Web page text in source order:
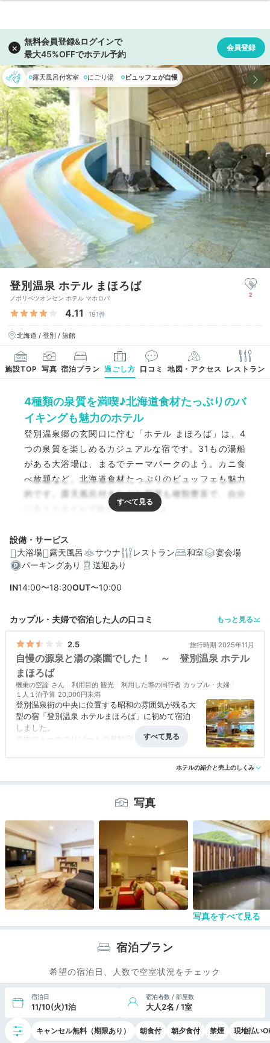
露天風呂付客室 にごり湯 ビュッフェが自慢
登別温泉 ホテル まほろば
ノボリベツオンセン ホテル マホロバ
4.11 191件
北海道 / 登別 / 旅館
2
施設TOP 写真 宿泊プラン 過ごし方 口コミ 地図・アクセス レストラン
4種類の泉質を満喫♪北海道食材たっぷりのバ
イキングも魅力のホテル
登別温泉郷の玄関口に佇む「ホテル まほろば」は、4
つの泉質を楽しめるカジュアルな宿です。31もの湯船
がある大浴場は、まるでテーマパークのよう。カニ食
べ放題など、北海道食材たっぷりのビュッフェも魅力
的です。露天風呂付きなどお部屋も種類豊富で、自分
に合うスタイルで旅を楽しめますよ。
編集部おすすめの３つのポイント
カニ、海鮮丼、ステーキなど、北海道グルメたっぷりの
ビュッフェ
硫黄泉の露天風呂付き客室も。好みで選べる多彩なお部
屋
設備・サービス
大浴場
露天風呂 サウナ レストラン 和室
宴会場
パーキングあり
送迎あり
IN14:00〜18:30OUT〜10:00
カップル・夫婦で宿泊した人の口コミ もっと見る
2.5 旅行時期 2025年11月
自慢の源泉と湯の楽園でした！ ～ 登別温泉 ホテル
まほろば
機乗の空論 利用目的 観光 利用した際の同行者 カップル・夫婦
１人１泊予算 20,000円未満
登別温泉街の中央に位置する昭和の雰囲気が残る大
型の宿「登別温泉 ホテルまほろば」に初めて宿泊
しました。
道内のトーホウリゾートの基幹宿として開業した温
登別温泉で一般的な大型宿はこれで全て制覇しまし
たので残るは高級宿のみに成りましたが、こればか
りはちょっと難しいかも知れません？。
ロビーは高級感あふれる和のテイストでデザインさ
れた緞通カーぺットや照明が華やかです…、且つて
の高級路線の名残でしょうか？。それも今となって
は大勢の中華系インバウンド客で賑わう有様が過去
のものと成ってしまいました…。
部屋はコンパクトで一般的な造りですがリホームさ
れた維持管理の良い部屋でした。９階の窓からは直
ぐ山の斜面が紅葉する静かな景観がほっとします。
ターも用意されていました。
暖房と共に万全でした（朝夕は寒い）。
自慢の温泉は４つの自家源泉を持つ食塩泉・硫黄
泉・単純硫黄泉・酸性鉄泉とそれぞれの湯を愉しむ
ことが出来る内湯・露天風呂・うたせ湯・ジャグジ
ー・サウナ・水風呂などの施設が３１もあり、湯め
ぐりが出来るまさに湯の楽園です。
アクセス 4.0 コスパ 1.0 客室 3.0 接客対応 3.5 風呂 4.0
ホテルの紹介と売上のしくみ
写真
写真をすべて見る
宿泊プラン
希望の宿泊日、人数で空室状況をチェック
宿泊日
11/10(火)1泊
宿泊者数 / 部屋数
大人2名 / 1室
キャンセル無料（期限あり） 朝食付 朝夕食付 禁煙 現地払い